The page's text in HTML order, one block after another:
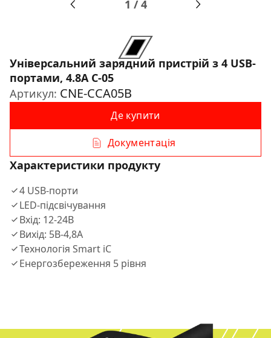
1 /4
Унiверсальний зарядний пристрiй з 4 USB-
портами, 4.8A C-05
Артикул: CNE-CCA05B
Де купити
Документація
Характеристики продукту
4 USB-порти
LED-пiдсвiчування
Вхiд: 12-24В
Вихiд: 5В-4,8A
Технологiя Smart iC
Енергозбереження 5 рiвня